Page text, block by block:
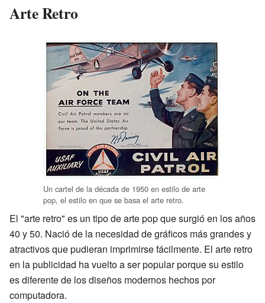
Arte Retro
Un cartel de la década de 1950 en estilo de arte
pop, el estilo en que se basa el arte retro.
El "arte retro" es un tipo de arte pop que surgió en los años
40 y 50. Nació de la necesidad de gráficos más grandes y
atractivos que pudieran imprimirse fácilmente. El arte retro
en la publicidad ha vuelto a ser popular porque su estilo
es diferente de los diseños modernos hechos por
computadora.